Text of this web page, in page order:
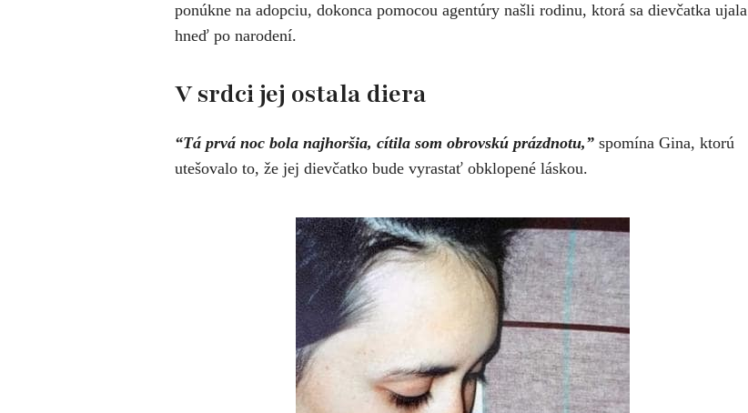
ponúkne na adopciu, dokonca pomocou agentúry našli rodinu, ktorá sa dievčatka ujala
hneď po narodení.
V srdci jej ostala diera
“Tá prvá noc bola najhoršia, cítila som obrovskú prázdnotu,” spomína Gina, ktorú
utešovalo to, že jej dievčatko bude vyrastať obklopené láskou.